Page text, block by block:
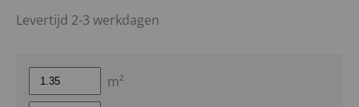
Levertijd 2-3 werkdagen
m²